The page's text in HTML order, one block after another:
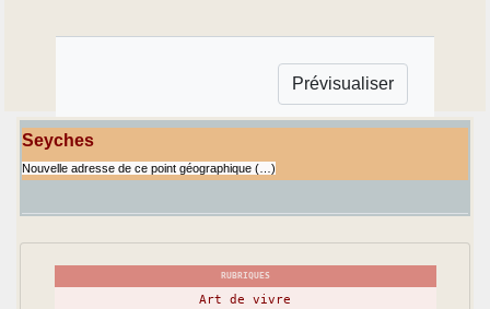
Seyches
Nouvelle adresse de ce point géographique (…)
RUBRIQUES
Art de vivre